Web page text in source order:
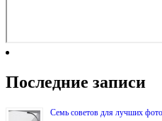
Последние записи
Семь советов для лучших